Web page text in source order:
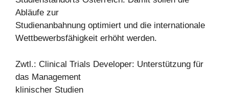
Abläufe zur
Studienanbahnung optimiert und die internationale
Wettbewerbsfähigkeit erhöht werden.
Zwtl.: Clinical Trials Developer: Unterstützung für
das Management
klinischer Studien